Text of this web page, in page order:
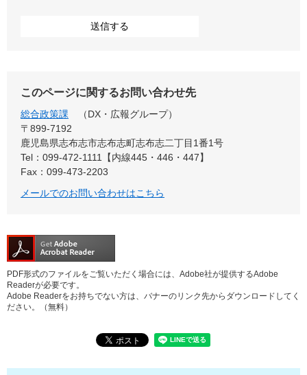
このページに関するお問い合わせ先
総合政策課
DX・広報グループ
〒899‐7192
鹿児島県志布志市志布志町志布志二丁目1番1号
Tel：099-472-1111【内線445・446・447】
Fax：099-473-2203
メールでのお問い合わせはこちら
PDF形式のファイルをご覧いただく場合には、Adobe社が提供するAdobe
Readerが必要です。
Adobe Readerをお持ちでない方は、バナーのリンク先からダウンロードしてく
ださい。（無料）